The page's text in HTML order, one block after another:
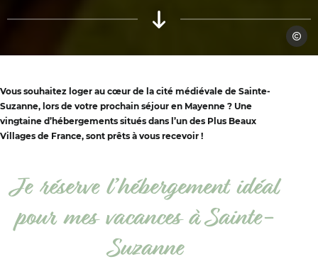
Vous souhaitez loger au cœur de la cité médiévale de Sainte-
Suzanne, lors de votre prochain séjour en Mayenne ? Une
vingtaine d’hébergements situés dans l’un des Plus Beaux
Villages de France, sont prêts à vous recevoir !
Je réserve l’hébergement idéal
pour mes vacances à Sainte-
Suzanne